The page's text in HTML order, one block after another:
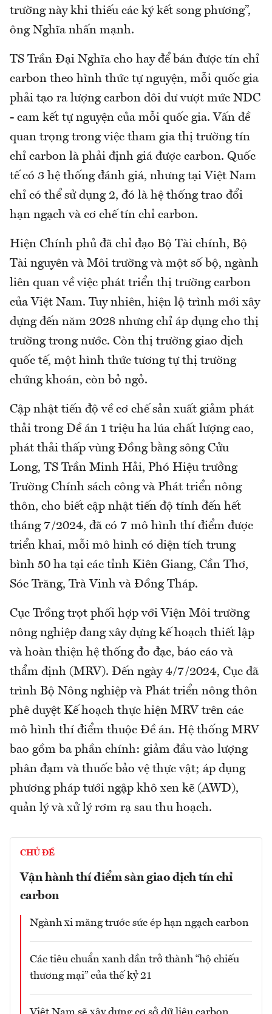
trường này khi thiếu các ký kết song phương”,
ông Nghĩa nhấn mạnh.
TS Trần Đại Nghĩa cho hay để bán được tín chỉ
carbon theo hình thức tự nguyện, mỗi quốc gia
phải tạo ra lượng carbon dôi dư vượt mức NDC
- cam kết tự nguyện của mỗi quốc gia. Vấn đề
quan trọng trong việc tham gia thị trường tín
chỉ carbon là phải định giá được carbon. Quốc
tế có 3 hệ thống đánh giá, nhưng tại Việt Nam
chỉ có thể sử dụng 2, đó là hệ thống trao đổi
hạn ngạch và cơ chế tín chỉ carbon.
Hiện Chính phủ đã chỉ đạo Bộ Tài chính, Bộ
Tài nguyên và Môi trường và một số bộ, ngành
liên quan về việc phát triển thị trường carbon
của Việt Nam. Tuy nhiên, hiện lộ trình mới xây
dựng đến năm 2028 nhưng chỉ áp dụng cho thị
trường trong nước. Còn thị trường giao dịch
quốc tế, một hình thức tương tự thị trường
chứng khoán, còn bỏ ngỏ.
Cập nhật tiến độ về cơ chế sản xuất giảm phát
thải trong Đề án 1 triệu ha lúa chất lượng cao,
phát thải thấp vùng Đồng bằng sông Cửu
Long, TS Trần Minh Hải, Phó Hiệu trưởng
Trường Chính sách công và Phát triển nông
thôn, cho biết cập nhật tiến độ tính đến hết
tháng 7/2024, đã có 7 mô hình thí điểm được
triển khai, mỗi mô hình có diện tích trung
bình 50 ha tại các tỉnh Kiên Giang, Cần Thơ,
Sóc Trăng, Trà Vinh và Đồng Tháp.
Cục Trồng trọt phối hợp với Viện Môi trường
nông nghiệp đang xây dựng kế hoạch thiết lập
và hoàn thiện hệ thống đo đạc, báo cáo và
thẩm định (MRV). Đến ngày 4/7/2024, Cục đã
trình Bộ Nông nghiệp và Phát triển nông thôn
phê duyệt Kế hoạch thực hiện MRV trên các
mô hình thí điểm thuộc Đề án. Hệ thống MRV
bao gồm ba phần chính: giảm đầu vào lượng
phân đạm và thuốc bảo vệ thực vật; áp dụng
phương pháp tưới ngập khô xen kẽ (AWD),
quản lý và xử lý rơm rạ sau thu hoạch.
CHỦ ĐỀ
Vận hành thí điểm sàn giao dịch tín chỉ
carbon
Ngành xi măng trước sức ép hạn ngạch carbon
Các tiêu chuẩn xanh dần trở thành “hộ chiếu
thương mại” của thế kỷ 21